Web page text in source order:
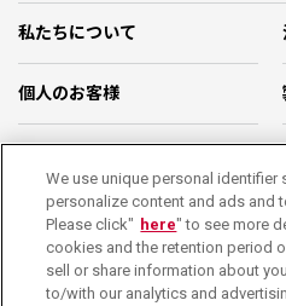
私たちについて
個人のお客様
カタログダウンロード
サポート
We use unique personal identifier
personalize content and ads and
Please click" here" to see more
cookies and the retention period
sell or share information about
to/with our analytics and